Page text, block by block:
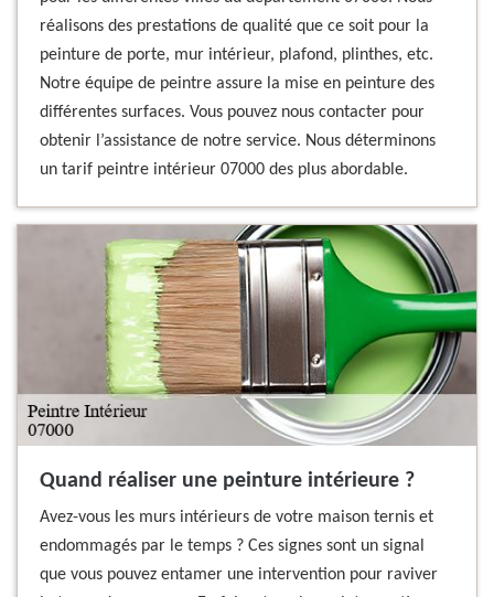
réalisons des prestations de qualité que ce soit pour la
peinture de porte, mur intérieur, plafond, plinthes, etc.
Notre équipe de peintre assure la mise en peinture des
différentes surfaces. Vous pouvez nous contacter pour
obtenir l’assistance de notre service. Nous déterminons
un tarif peintre intérieur 07000 des plus abordable.
Quand réaliser une peinture intérieure ?
Avez-vous les murs intérieurs de votre maison ternis et
endommagés par le temps ? Ces signes sont un signal
que vous pouvez entamer une intervention pour raviver